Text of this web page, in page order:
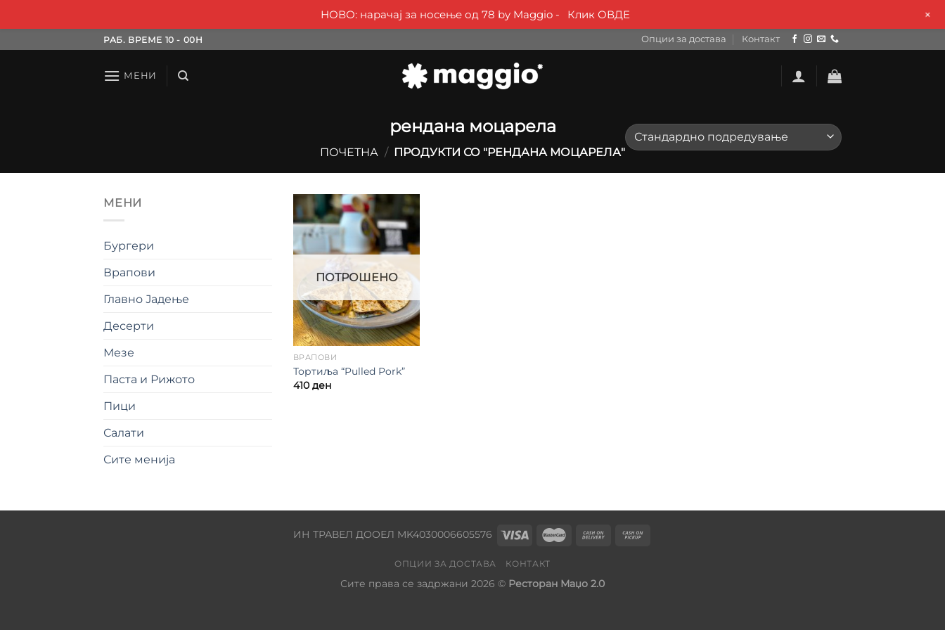
to
РАБ. ВРЕМЕ 10 - 00H Опции за достава Контакт
МЕНИ
рендана моцарела
ПОЧЕТНА / ПРОДУКТИ СО "РЕНДАНА МОЦАРЕЛА"
МЕНИ
Бургери
Врапови
Главно Јадење
Десерти
Мезе
Паста и Рижото
Пици
Салати
Сите менија
ПОТРОШЕНО
ВРАПОВИ
Тортиља “Pulled Pork”
410ден
ИН ТРАВЕЛ ДООЕЛ MK4030006605576
ОПЦИИ ЗА ДОСТАВА КОНТАКТ
Сите права се задржани 2026 © Ресторан Маџо 2.0
НОВО: нарачај за носење од 78 by Maggio - Клик ОВДЕ +